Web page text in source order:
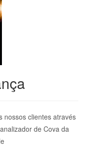
nossos clientes através
de Cova da